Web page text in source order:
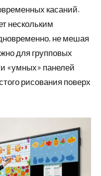
касаний.
нескольким
не мешая
для групповых
«умных» панелей
рисования поверх